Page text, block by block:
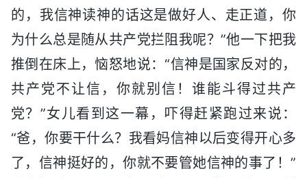
的，我信神读神的话这是做好人、走正道，你
为什么总是随从共产党拦阻我呢？”他一下把我
推倒在床上，恼怒地说：“信神是国家反对的，
共产党不让信，你就别信！谁能斗得过共产
党？”女儿看到这一幕，吓得赶紧跑过来说：
“爸，你要干什么？我看妈信神以后变得开心多
了，信神挺好的，你就不要管她信神的事了！”